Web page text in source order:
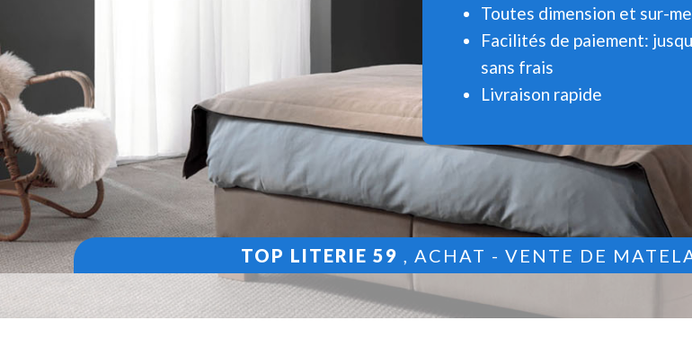
Toutes dimension et sur-
Facilités de paiement:
sans frais
Livraison rapide
TOP LITERIE 59 , ACHAT - VENTE DE